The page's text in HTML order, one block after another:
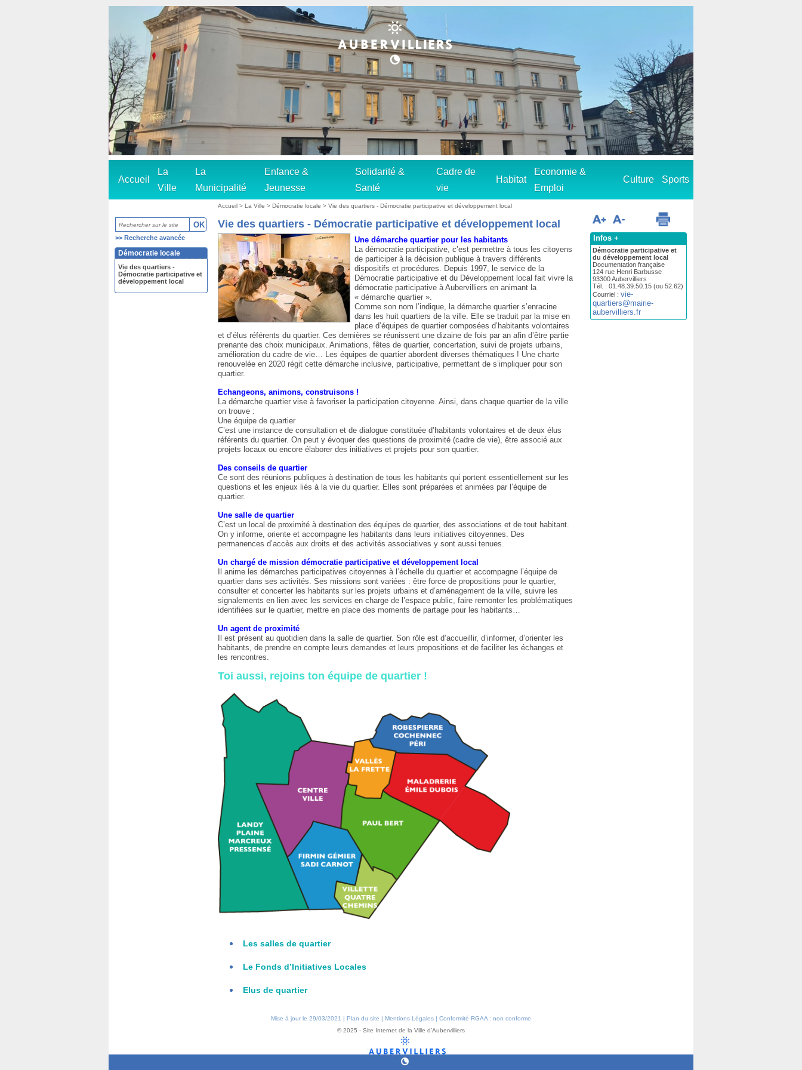
Accueil
La
Ville
La
Municipalité
Enfance &
Jeunesse
Solidarité &
Santé
Cadre de
vie
Habitat
Economie &
Emploi
Culture Sports
>> Recherche avancée
Démocratie locale
Vie des quartiers -
Démocratie participative et
développement local
Accueil >La Ville >Démocratie locale > Vie des quartiers - Démocratie participative et développement local
Vie des quartiers - Démocratie participative et développement local
Une démarche quartier pour les habitants
La démocratie participative, c’est permettre à tous les citoyens
de participer à la décision publique à travers différents
dispositifs et procédures. Depuis 1997, le service de la
Démocratie participative et du Développement local fait vivre la
démocratie participative à Aubervilliers en animant la
« démarche quartier ».
Comme son nom l’indique, la démarche quartier s’enracine
dans les huit quartiers de la ville. Elle se traduit par la mise en
place d’équipes de quartier composées d’habitants volontaires
et d’élus référents du quartier. Ces dernières se réunissent une dizaine de fois par an afin d’être partie
prenante des choix municipaux. Animations, fêtes de quartier, concertation, suivi de projets urbains,
amélioration du cadre de vie… Les équipes de quartier abordent diverses thématiques ! Une charte
renouvelée en 2020 régit cette démarche inclusive, participative, permettant de s’impliquer pour son
quartier.
Echangeons, animons, construisons !
La démarche quartier vise à favoriser la participation citoyenne. Ainsi, dans chaque quartier de la ville
on trouve :
Une équipe de quartier
C’est une instance de consultation et de dialogue constituée d’habitants volontaires et de deux élus
référents du quartier. On peut y évoquer des questions de proximité (cadre de vie), être associé aux
projets locaux ou encore élaborer des initiatives et projets pour son quartier.
Des conseils de quartier
Ce sont des réunions publiques à destination de tous les habitants qui portent essentiellement sur les
questions et les enjeux liés à la vie du quartier. Elles sont préparées et animées par l’équipe de
quartier.
Une salle de quartier
C’est un local de proximité à destination des équipes de quartier, des associations et de tout habitant.
On y informe, oriente et accompagne les habitants dans leurs initiatives citoyennes. Des
permanences d’accès aux droits et des activités associatives y sont aussi tenues.
Un chargé de mission démocratie participative et développement local
Il anime les démarches participatives citoyennes à l’échelle du quartier et accompagne l’équipe de
quartier dans ses activités. Ses missions sont variées : être force de propositions pour le quartier,
consulter et concerter les habitants sur les projets urbains et d’aménagement de la ville, suivre les
signalements en lien avec les services en charge de l’espace public, faire remonter les problématiques
identifiées sur le quartier, mettre en place des moments de partage pour les habitants…
Un agent de proximité
Il est présent au quotidien dans la salle de quartier. Son rôle est d’accueillir, d’informer, d’orienter les
habitants, de prendre en compte leurs demandes et leurs propositions et de faciliter les échanges et
les rencontres.
Toi aussi, rejoins ton équipe de quartier !
Les salles de quartier
Le Fonds d’Initiatives Locales
Elus de quartier
Infos +
Démocratie participative et
du développement local
Documentation française
124 rue Henri Barbusse
93300 Aubervilliers
Tél. : 01.48.39.50.15 (ou 52.62)
Courriel : vie-
quartiers@mairie-
aubervilliers.fr
Mise à jour le 29/03/2021 | Plan du site | Mentions Légales | Conformité RGAA : non conforme
© 2025 - Site Internet de la Ville d’Aubervilliers